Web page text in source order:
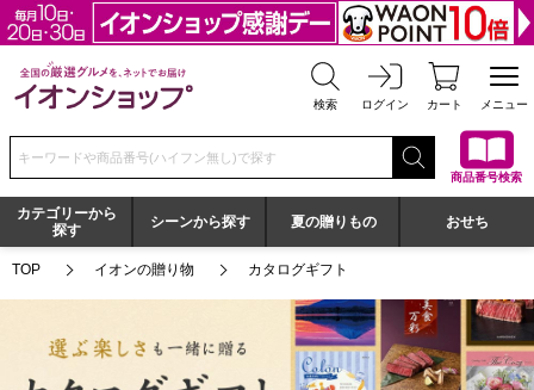
全国の厳選グルメを、ネットでお届け イオンショップ
検索 ログイン カート メニュー
検索キーワードまたは商品番号を入力してください
商品番号検索
カテゴリーから
探す
シーンから探す 夏の贈りもの おせち
TOP イオンの贈り物 カタログギフト